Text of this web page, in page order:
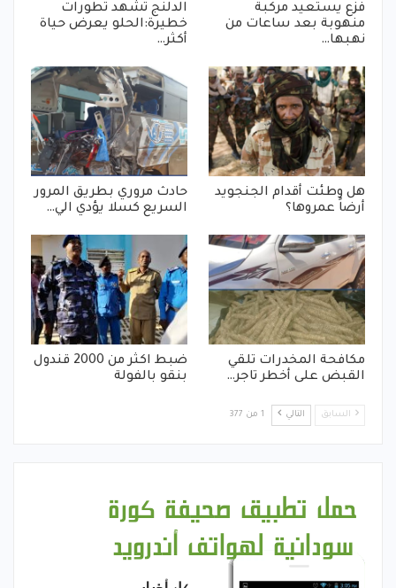
فزع يستعيد مركبة
منهوبة بعد ساعات من
نهبها…
الدلنج تشهد تطورات
خطيرة:الحلو يعرض حياة
أكثر…
هل وطئت أقدام الجنجويد
أرضاً عمروها؟
حادث مروري بطريق المرور
السريع كسلا يؤدي الي…
مكافحة المخدرات تلقي
القبض على أخطر تاجر…
ضبط اكثر من 2000 قندول
بنقو بالفولة
السابق التالي 1 من 377